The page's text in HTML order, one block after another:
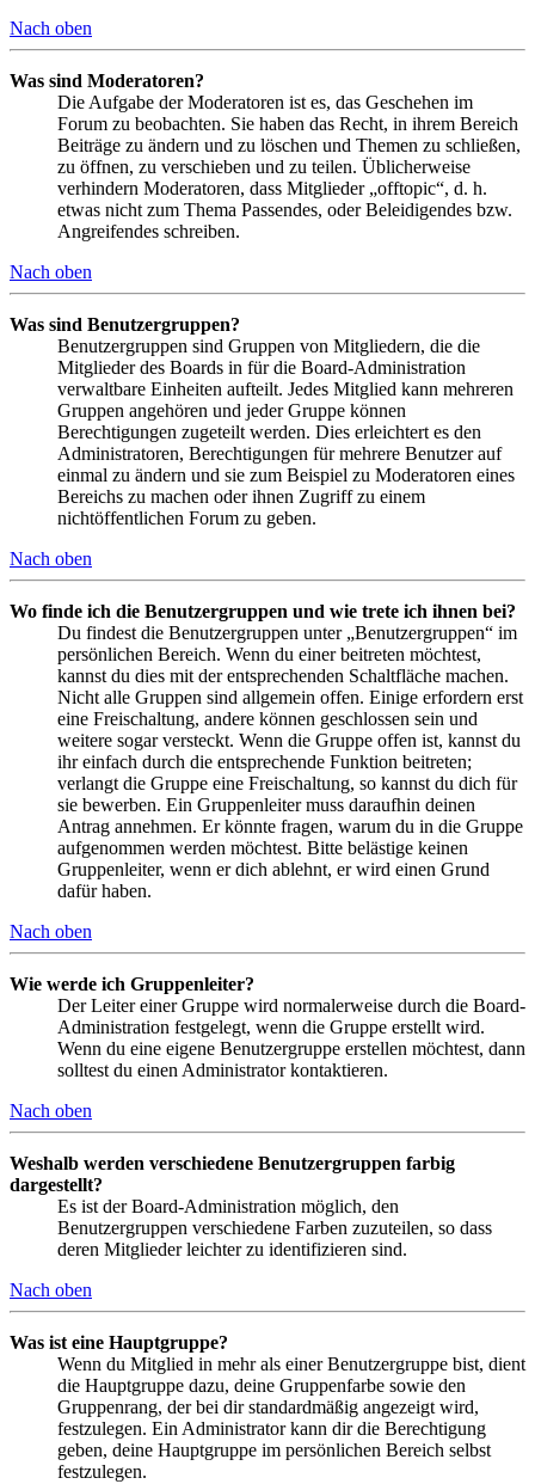
Nach oben
Was sind Moderatoren?
Die Aufgabe der Moderatoren ist es, das Geschehen im
Forum zu beobachten. Sie haben das Recht, in ihrem Bereich
Beiträge zu ändern und zu löschen und Themen zu schließen,
zu öffnen, zu verschieben und zu teilen. Üblicherweise
verhindern Moderatoren, dass Mitglieder „offtopic“, d. h.
etwas nicht zum Thema Passendes, oder Beleidigendes bzw.
Angreifendes schreiben.
Nach oben
Was sind Benutzergruppen?
Benutzergruppen sind Gruppen von Mitgliedern, die die
Mitglieder des Boards in für die Board-Administration
verwaltbare Einheiten aufteilt. Jedes Mitglied kann mehreren
Gruppen angehören und jeder Gruppe können
Berechtigungen zugeteilt werden. Dies erleichtert es den
Administratoren, Berechtigungen für mehrere Benutzer auf
einmal zu ändern und sie zum Beispiel zu Moderatoren eines
Bereichs zu machen oder ihnen Zugriff zu einem
nichtöffentlichen Forum zu geben.
Nach oben
Wo finde ich die Benutzergruppen und wie trete ich ihnen bei?
Du findest die Benutzergruppen unter „Benutzergruppen“ im
persönlichen Bereich. Wenn du einer beitreten möchtest,
kannst du dies mit der entsprechenden Schaltfläche machen.
Nicht alle Gruppen sind allgemein offen. Einige erfordern erst
eine Freischaltung, andere können geschlossen sein und
weitere sogar versteckt. Wenn die Gruppe offen ist, kannst du
ihr einfach durch die entsprechende Funktion beitreten;
verlangt die Gruppe eine Freischaltung, so kannst du dich für
sie bewerben. Ein Gruppenleiter muss daraufhin deinen
Antrag annehmen. Er könnte fragen, warum du in die Gruppe
aufgenommen werden möchtest. Bitte belästige keinen
Gruppenleiter, wenn er dich ablehnt, er wird einen Grund
dafür haben.
Nach oben
Wie werde ich Gruppenleiter?
Der Leiter einer Gruppe wird normalerweise durch die Board-
Administration festgelegt, wenn die Gruppe erstellt wird.
Wenn du eine eigene Benutzergruppe erstellen möchtest, dann
solltest du einen Administrator kontaktieren.
Nach oben
Weshalb werden verschiedene Benutzergruppen farbig
dargestellt?
Es ist der Board-Administration möglich, den
Benutzergruppen verschiedene Farben zuzuteilen, so dass
deren Mitglieder leichter zu identifizieren sind.
Nach oben
Was ist eine Hauptgruppe?
Wenn du Mitglied in mehr als einer Benutzergruppe bist, dient
die Hauptgruppe dazu, deine Gruppenfarbe sowie den
Gruppenrang, der bei dir standardmäßig angezeigt wird,
festzulegen. Ein Administrator kann dir die Berechtigung
geben, deine Hauptgruppe im persönlichen Bereich selbst
festzulegen.